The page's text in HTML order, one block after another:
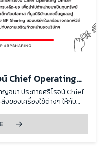
องเครื่องใช้ต่างๆ ให้
งของเครื่องใช้ต่างๆ ให้กับ
กด้อยโอกาส ที่มูลนิธิบ้านนกขมิ้น